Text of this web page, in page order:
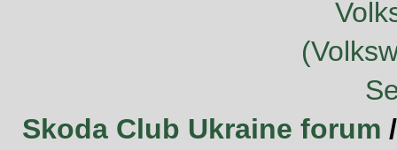
Skoda Club Ukraine forum